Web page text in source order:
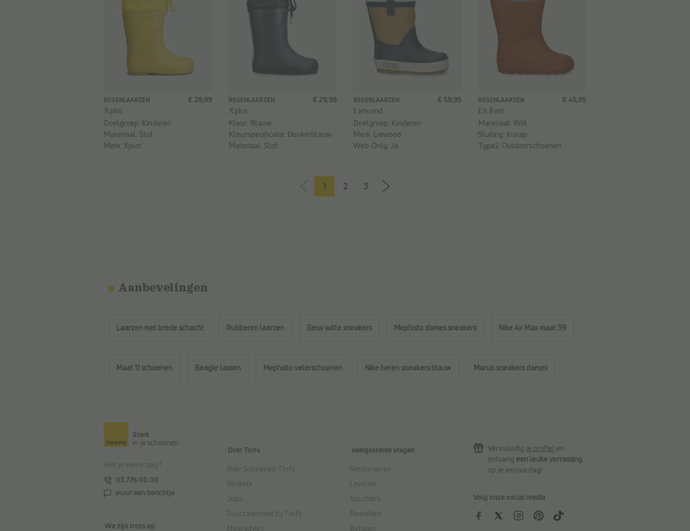
REGENLAARZEN
Xplor
€ 29,99
Doelgroep: Kinderen
Materiaal: Stof
Merk: Xplor
REGENLAARZEN
Xplor
€ 29,99
Kleur: Blauw
Kleurspecificatie: Donkerblauw
Materiaal: Stof
REGENLAARZEN
Liewood
€ 59,95
Doelgroep: Kinderen
Merk: Liewood
Web-Only:Ja
REGENLAARZEN
En Fant
€ 45,95
Materiaal:Wol
Sluiting: Instap
Type2: Outdoorschoenen
1 2 3
Aanbevelingen
Laarzen met brede schacht Rubberen laarzen Geox witte sneakers Mephisto dames sneakers Nike Air Max maat 39
Maat 11 schoenen Beagle tassen Mephisto veterschoenen Nike heren sneakers blauw Maruti sneakers dames
Sterk
in je schoenen
Heb je een vraag?
03 776 00 00
stuur een berichtje
We zijn trots op
Over Torfs
Over Schoenen Torfs
Winkels
Jobs
Duurzaamheid bij Torfs
Maatadvies
Veelgestelde vragen
Retourneren
Leveren
Vouchers
Bestellen
Betalen
Vervolledig je profiel en
ontvang een leuke verrassing
op je verjaardag!
Volg onze social media